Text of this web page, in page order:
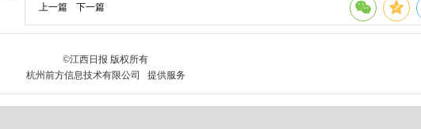
上一篇 下一篇